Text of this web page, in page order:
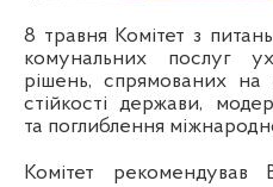
8 травня Комітет з
комунальних послуг
рішень, спрямованих на
стійкості держави,
та поглиблення
Комітет рекомендував